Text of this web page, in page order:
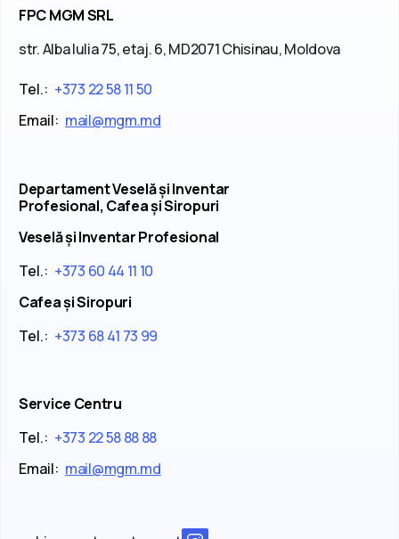
FPC MGM SRL
str. Alba Iulia 75, etaj. 6, MD2071 Chisinau, Moldova
Tel.: +373 22 58 11 50
Email: mail@mgm.md
Departament Veselă și Inventar
Profesional, Cafea și Siropuri
Veselă și Inventar Profesional
Tel.: +373 60 44 11 10
Cafea și Siropuri
Tel.: +373 68 41 73 99
Service Centru
Tel.: +373 22 58 88 88
Email: mail@mgm.md